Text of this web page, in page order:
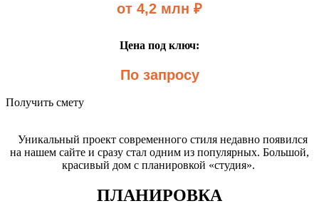
от 4,2 млн ₽
Цена под ключ:
По запросу
Получить смету
Уникальный проект современного стиля недавно появился
на нашем сайте и сразу стал одним из популярных. Большой,
красивый дом с планировкой «студия».
ПЛАНИРОВКА